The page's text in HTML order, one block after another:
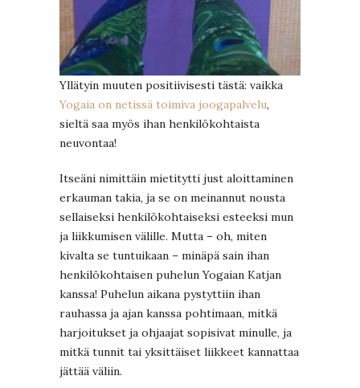
Yllätyin muuten positiivisesti tästä: vaikka
Yogaia on netissä toimiva joogapalvelu,
sieltä saa myös ihan henkilökohtaista
neuvontaa!
Itseäni nimittäin mietitytti just aloittaminen
erkauman takia, ja se on meinannut nousta
sellaiseksi henkilökohtaiseksi esteeksi mun
ja liikkumisen välille. Mutta – oh, miten
kivalta se tuntuikaan – minäpä sain ihan
henkilökohtaisen puhelun Yogaian Katjan
kanssa! Puhelun aikana pystyttiin ihan
rauhassa ja ajan kanssa pohtimaan, mitkä
harjoitukset ja ohjaajat sopisivat minulle, ja
mitkä tunnit tai yksittäiset liikkeet kannattaa
jättää väliin.